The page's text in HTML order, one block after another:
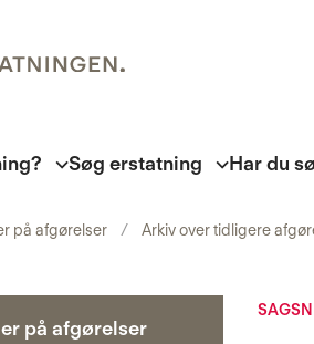
Søg erstatning Har du
på afgørelser Arkiv over tidligere
på afgørelser